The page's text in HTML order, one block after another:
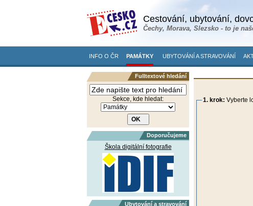
Cestování, ubytování,
Čechy, Morava, Slezsko - to je
INFO O ČR PAMÁTKY UBYTOVÁNÍ A STRAVOVÁNÍ
Fulltextové hledání
Sekce, kde hledat:
Doporučujeme
Škola digitální fotografie
Ubytování a stravování
1. krok: Vyberte